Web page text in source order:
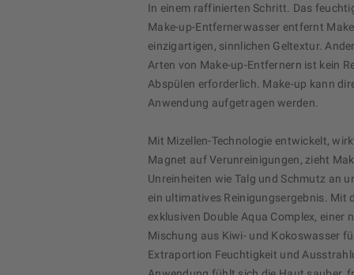
In einem raffinierten Schritt. Das
Make-up-Entfernerwasser entfernt
einzigartigen, sinnlichen Geltextur.
Arten von Make-up-Entfernern ist kein
Abspülen erforderlich. Make-up kann
Anwendung aufgetragen werden.
Mit Mizellen-Technologie entwickelt,
Magnet auf Verunreinigungen, zieht
Unreinheiten wie Talg und Schmutz an
ein ultimatives Reinigungsergebnis. Mit
exklusiven Double Aqua Complex, einer
Mischung aus Kiwi- und Kokoswasser
Extraportion Feuchtigkeit und